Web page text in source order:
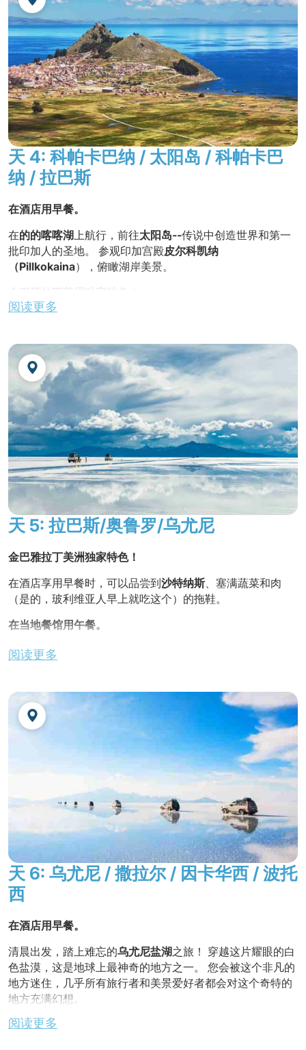
网址：www.samaryhotel.com
前往的的喀喀湖边的 卡巴纳
村，这是拉丁美洲最重要的
朝圣地之一。
参观玻利维亚人朝拜该国守护神 Virgen Morena 的圣地 。
在村子里漫步，感受它的神秘氛围。
不含晚餐。
夜宿酒店
天 4: 科帕卡巴纳 / 太阳岛 / 科帕卡巴
纳 / 拉巴斯
在酒店用早餐。
在的的喀喀湖上航行，前往太阳岛--传说中创造世界和第一
批印加人的圣地。 参观印加宫殿皮尔科凯纳
（Pillkokaina），俯瞰湖岸美景。
步穿过美丽的 尤玛尼花园
，来到神圣的水源地，然后沿着印
加时代令人印象深刻的阶梯下山。
返回科帕卡巴纳，然后前往拉巴斯。 沿途经过连接的喀喀湖
两岸的海峡。
不含晚餐。
夜宿酒店
阅读更多
天 5: 拉巴斯/奥鲁罗/乌尤尼
金巴雅拉丁美洲独家特色！
在酒店享用早餐时，可以品尝到沙特纳斯、塞满蔬菜和肉
（是的，玻利维亚人早上就吃这个）的拖鞋。
在当地餐馆用午餐。
出发前往奥鲁罗市
全景式游览这座矿业小镇，这里有着深厚的民间传统，比如
被联合国教科文组织列为世界文化遗产的著名狂欢节。
继续乘火车前往
阅读更多
天 6: 乌尤尼 / 撒拉尔 / 因卡华西 / 波托
西
在酒店用早餐。
清晨出发，踏上难忘的乌尤尼盐湖之旅！ 穿越这片耀眼的白
色盐漠，这是地球上最神奇的地方之一。 您会被这个非凡的
地方迷住，几乎所有旅行者和美景爱好者都会对这个奇特的
地方充满幻想。
金巴雅拉丁美洲
阅读更多